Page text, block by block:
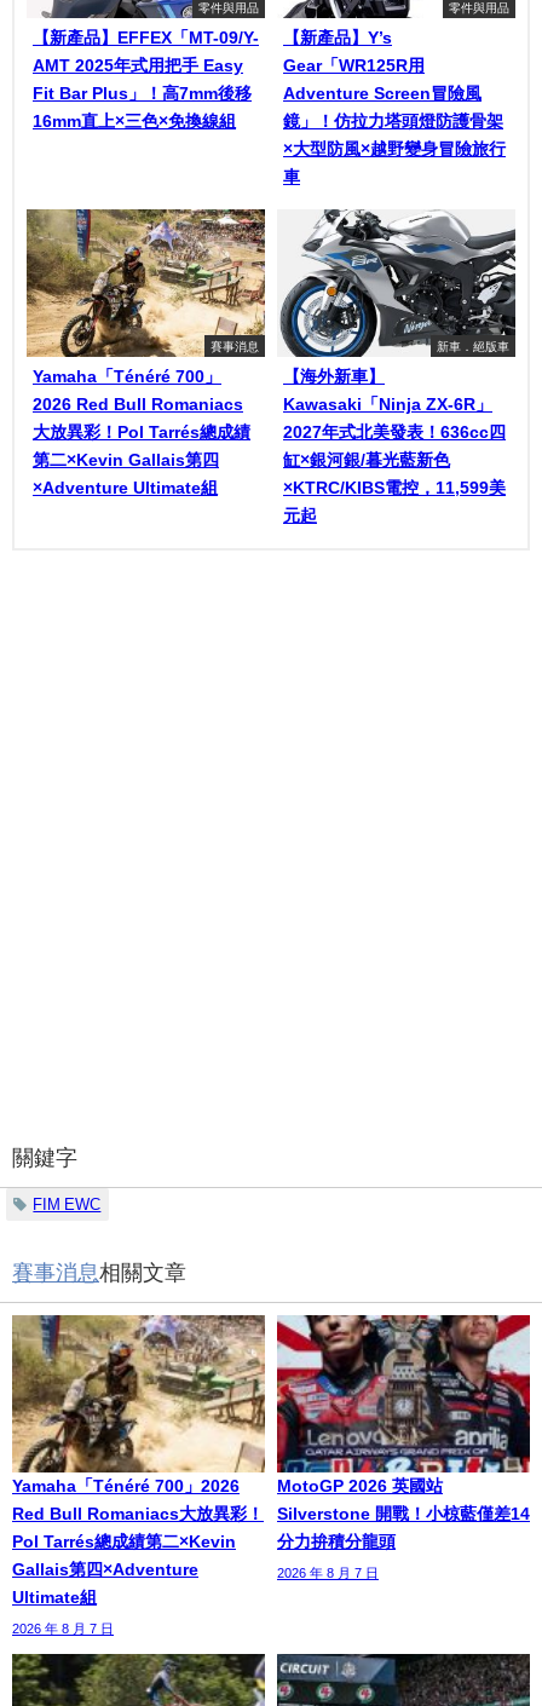
零件與用品
【新產品】EFFEX「MT-09/Y-
AMT 2025年式用把手 Easy
Fit Bar Plus」！高7mm後移
16mm直上×三色×免換線組
零件與用品
【新產品】Y’s
Gear「WR125R用
Adventure Screen冒險風
鏡」！仿拉力塔頭燈防護骨架
×大型防風×越野變身冒險旅行
車
賽事消息
Yamaha「Ténéré 700」
2026 Red Bull Romaniacs
大放異彩！Pol Tarrés總成績
第二×Kevin Gallais第四
×Adventure Ultimate組
新車．絕版車
【海外新車】
Kawasaki「Ninja ZX-6R」
2027年式北美發表！636cc四
缸×銀河銀/暮光藍新色
×KTRC/KIBS電控，11,599美
元起
關鍵字
FIM EWC
賽事消息相關文章
Yamaha「Ténéré 700」2026
Red Bull Romaniacs大放異彩！
Pol Tarrés總成績第二×Kevin
Gallais第四×Adventure
Ultimate組
2026 年 8 月 7 日
MotoGP 2026 英國站
Silverstone 開戰！小椋藍僅差14
分力拚積分龍頭
2026 年 8 月 7 日